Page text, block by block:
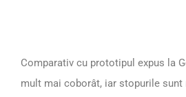
Comparativ cu prototipul expus la
mult mai coborât, iar stopurile